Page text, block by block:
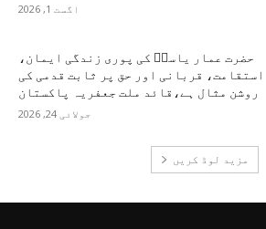
اگست 1, 2026
حضرت عمار یاسرؑ کی پوری زندگی ایمان،
استقامت، قربانی اور حق پر ثابت قدمی کی
روشن مثال ہے،قائد ملت جعفریہ پاکستان
جولائی 24, 2026
مزید لوڈ کریں